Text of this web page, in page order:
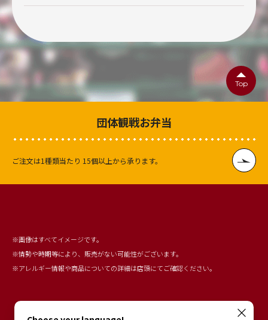
Top
※画像はすべてイメージです。
※情勢や時期等により、販売がない可能性がございます。
※アレルギー情報や商品についての詳細は店頭にてご確認ください。
団体観戦お弁当
ご注文は1種類当たり 15個以上から承ります。